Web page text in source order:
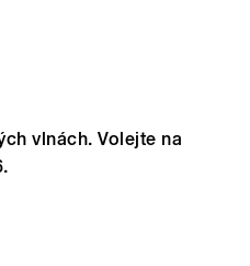
vlnách. Volejte na